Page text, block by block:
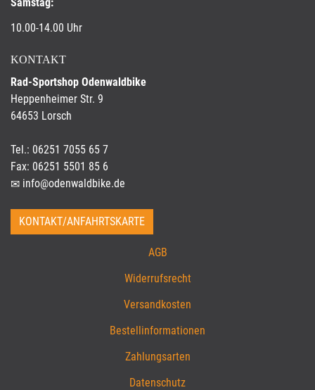
10.00-14.00 Uhr
KONTAKT
Rad-Sportshop Odenwaldbike
Heppenheimer Str. 9
64653 Lorsch
Tel.: 06251 7055 65 7
Fax: 06251 5501 85 6
info@odenwaldbike.de
KONTAKT/ANFAHRTSKARTE
AGB
Widerrufsrecht
Versandkosten
Bestellinformationen
Zahlungsarten
Datenschutz